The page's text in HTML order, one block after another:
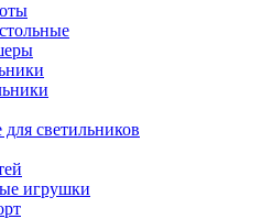
светильников
игрушки